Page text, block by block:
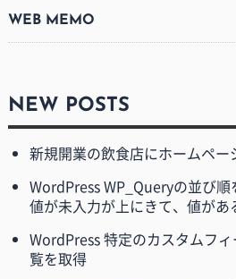
WEB MEMO
NEW POSTS
新規開業の飲食店にホームペー
WordPress WP_Queryの並び
値が未入力が上にきて、値があ
WordPress 特定のカスタムフ
覧を取得